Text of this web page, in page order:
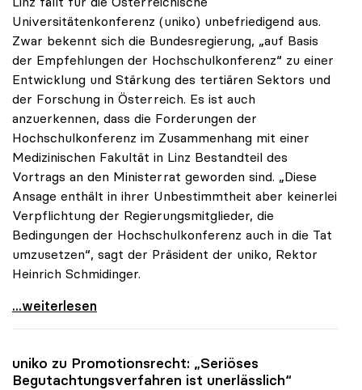
Universitätenkonferenz (uniko) unbefriedigend aus.
Zwar bekennt sich die Bundesregierung, „auf Basis
der Empfehlungen der Hochschulkonferenz“ zu einer
Entwicklung und Stärkung des tertiären Sektors und
der Forschung in Österreich. Es ist auch
anzuerkennen, dass die Forderungen der
Hochschulkonferenz im Zusammenhang mit einer
Medizinischen Fakultät in Linz Bestandteil des
Vortrags an den Ministerrat geworden sind. „Diese
Ansage enthält in ihrer Unbestimmtheit aber keinerlei
Verpflichtung der Regierungsmitglieder, die
Bedingungen der Hochschulkonferenz auch in die Tat
umzusetzen“, sagt der Präsident der uniko, Rektor
Heinrich Schmidinger.
Medizin-Fakultät Linz: Ministerratsbeschluss ist
...weiterlesen
uniko zu Promotionsrecht: „Seriöses
Begutachtungsverfahren ist unerlässlich“